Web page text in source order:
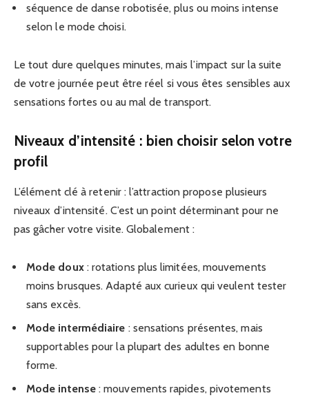
séquence de danse robotisée, plus ou moins intense
selon le mode choisi.
Le tout dure quelques minutes, mais l’impact sur la suite
de votre journée peut être réel si vous êtes sensibles aux
sensations fortes ou au mal de transport.
Niveaux d’intensité : bien choisir selon votre
profil
L’élément clé à retenir : l’attraction propose plusieurs
niveaux d’intensité. C’est un point déterminant pour ne
pas gâcher votre visite. Globalement :
Mode doux: rotations plus limitées, mouvements
moins brusques. Adapté aux curieux qui veulent tester
sans excès.
Mode intermédiaire : sensations présentes, mais
supportables pour la plupart des adultes en bonne
forme.
Mode intense: mouvements rapides, pivotements